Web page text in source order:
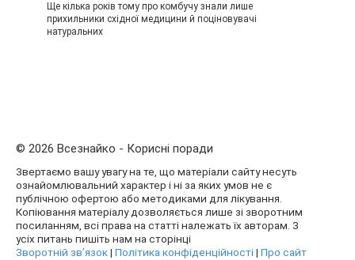
Ще кілька років тому про комбучу знали лише
прихильники східної медицини й поціновувачі
натуральних
© 2026 Всезнайко - Корисні поради
Звертаємо вашу увагу на те, що матеріали сайту несуть
ознайомлювальний характер і ні за яких умов не є
публічною офертою або методиками для лікування.
Копіювання матеріалу дозволяється лише зі зворотним
посиланням, всі права на статті належать їх авторам. З
усіх питань пишіть нам на сторінці
Зворотній зв’язок| Політика конфіденційності| Про сайт